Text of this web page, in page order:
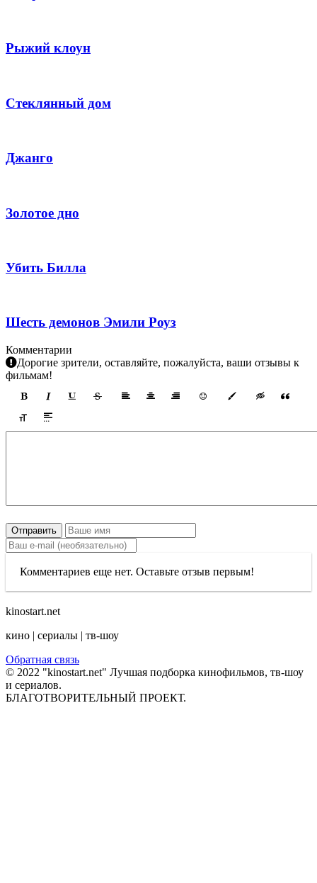
Рыжий клоун
Стеклянный дом
Джанго
Золотое дно
Убить Билла
Шесть демонов Эмили Роуз
Комментарии
Дорогие зрители, оставляйте, пожалуйста, ваши отзывы к
фильмам!
Отправить
Комментариев еще нет. Оставьте отзыв первым!
kinostart.net
кино | сериалы | тв-шоу
Обратная связь
© 2022 "kinostart.net" Лучшая подборка кинофильмов, тв-шоу
и сериалов.
БЛАГОТВОРИТЕЛЬНЫЙ ПРОЕКТ.